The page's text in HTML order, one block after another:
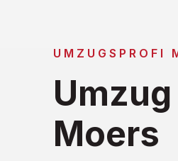
UMZUGSPROFI
Moers